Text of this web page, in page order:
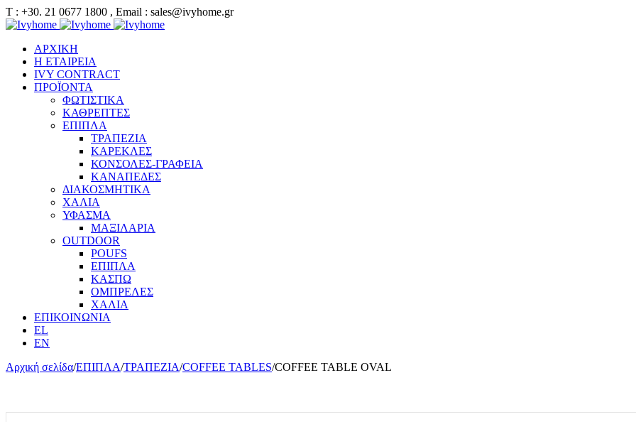
Τ : +30. 21 0677 1800 , Email : sales@ivyhome.gr
ΑΡΧΙΚΗ
Η ΕΤΑΙΡΕΙΑ
IVY CONTRACT
ΠΡΟΪΟΝΤΑ
ΦΩΤΙΣΤΙΚΑ
ΚΑΘΡΕΠΤΕΣ
ΕΠΙΠΛΑ
ΤΡΑΠΕΖΙΑ
ΚΑΡΕΚΛΕΣ
ΚΟΝΣΟΛΕΣ-ΓΡΑΦΕΙΑ
ΚΑΝΑΠΕΔΕΣ
ΔΙΑΚΟΣΜΗΤΙΚΑ
ΧΑΛΙΑ
ΥΦΑΣΜΑ
ΜΑΞΙΛΑΡΙΑ
OUTDOOR
POUFS
ΕΠΙΠΛΑ
ΚΑΣΠΩ
ΟΜΠΡΕΛΕΣ
ΧΑΛΙΑ
ΕΠΙΚΟΙΝΩΝΙΑ
EL
EN
Αρχική σελίδα/ΕΠΙΠΛΑ/ΤΡΑΠΕΖΙΑ/COFFEE TABLES/COFFEE TABLE OVAL